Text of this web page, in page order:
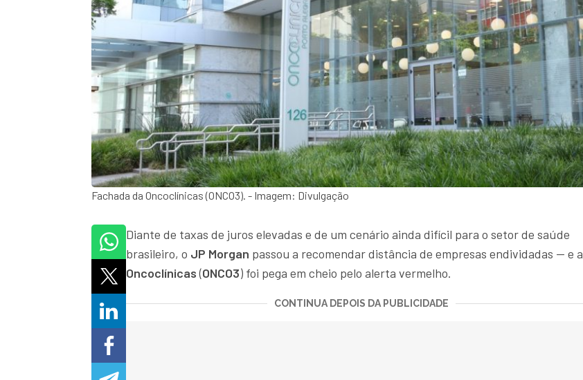
Fachada da Oncoclínicas (ONCO3). - Imagem: Divulgação
Diante de taxas de juros elevadas e de um cenário ainda difícil para o setor de saúde
brasileiro, o JP Morgan passou a recomendar distância de empresas endividadas — e a
Oncoclínicas(ONCO3) foi pega em cheio pelo alerta vermelho.
CONTINUA DEPOIS DA PUBLICIDADE